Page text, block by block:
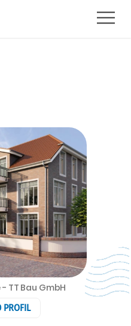
PROFIL
TT Bau GmbH